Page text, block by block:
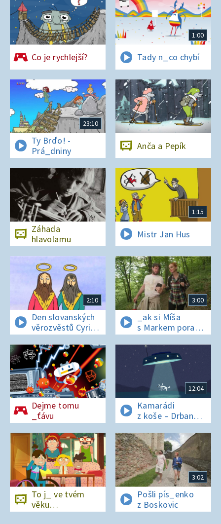
Co je rychlejší?
1:00
Tady n_co chybí
23:10
Ty Brďo! -
Prá_dniny
Anča a Pepík
Záhada
hlavolamu
1:15
Mistr Jan Hus
2:10
Den slovanských
věrozvěstů Cyrila
a Metoděje
3:00
_ak si Míša
s Markem poradí
v lese bez
si_nálu?
Dejme tomu
_ťávu
12:04
Kamarádi
z koše – Drban
a UFO
To j_ ve tvém
věku…
3:02
Pošli pís_enko
z Boskovic